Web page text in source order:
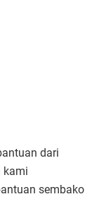
dari
kami
sembako